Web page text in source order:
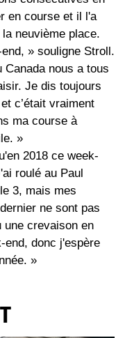
en course et il l'a
neuvième place.
» souligne Stroll.
nous a tous
Je dis toujours
c’était vraiment
ma course à
»
2018 ce week-
roulé au Paul
3, mais mes
ne sont pas
crevaison en
end, donc j'espère
»